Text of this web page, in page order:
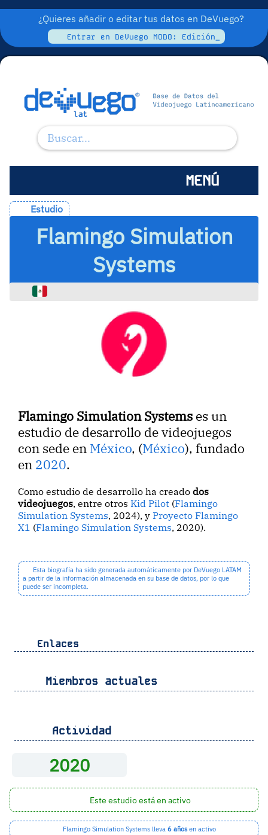
¿Quieres añadir o editar tus datos en DeVuego?
Entrar en DeVuego MODO: Edición_
MENÚ
Estudio
Flamingo Simulation
Systems
Flamingo Simulation Systems es un
estudio de desarrollo de videojuegos
con sede en México, (México), fundado
en 2020.
Como estudio de desarrollo ha creadodos
videojuegos, entre otrosKid Pilot (Flamingo
Simulation Systems, 2024), yProyecto Flamingo
X1 (Flamingo Simulation Systems, 2020).
Esta biografía ha sido generada automáticamente por DeVuego LATAM
a partir de la información almacenada en su base de datos, por lo que
puede ser incompleta.
Enlaces
Miembros actuales
Actividad
2020
Este estudio está en activo
Flamingo Simulation Systems lleva 6 añosen activo